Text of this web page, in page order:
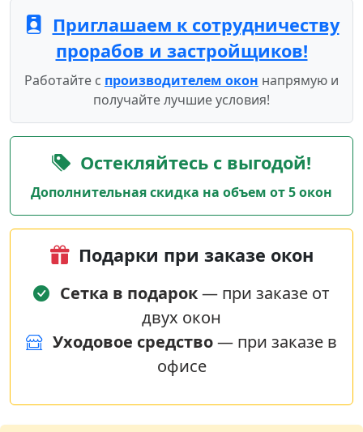
Приглашаем к сотрудничеству
прорабов и застройщиков!
Работайте с производителем окон напрямую и
получайте лучшие условия!
Остекляйтесь с выгодой!
Дополнительная скидка на объем от 5 окон
Подарки при заказе окон
Сетка в подарок— при заказе от
двух окон
Уходовое средство— при заказе в
офисе